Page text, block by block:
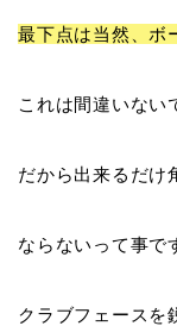
最下点は当然、 ボ
これは間違いない
だから出来るだけ
ならないって事で
クラブフェースを